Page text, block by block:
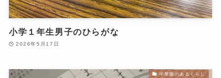
小学１年生男子のひらがな
2026年5月17日
中華圏のあるくらし